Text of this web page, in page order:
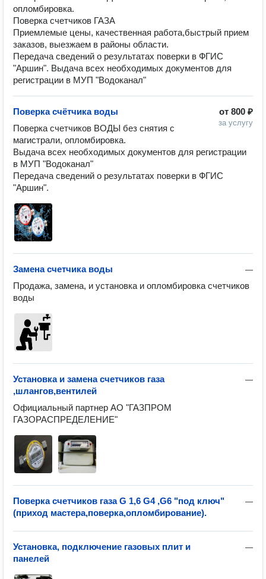
опломбировка.
Поверка счетчиков ГАЗА
Приемлемые цены, качественная работа,быстрый прием
заказов, выезжаем в районы области.
Передача сведений о результатах поверки в ФГИС
"Аршин". Выдача всех необходимых документов для
регистрации в МУП "Водоканал"
от 800 ₽
за услугу
Поверка счётчика воды
Поверка счетчиков ВОДЫ без снятия с
магистрали, опломбировка.
Выдача всех необходимых документов для регистрации
в МУП "Водоканал"
Передача сведений о результатах поверки в ФГИС
"Аршин".
—
Замена счетчика воды
Продажа, замена, и установка и опломбировка счетчиков
воды
—
Установка и замена счетчиков газа
,шлангов,вентилей
Официальный партнер АО "ГАЗПРОМ
ГАЗОРАСПРЕДЕЛЕНИЕ"
—
Поверка счетчиков газа G 1,6 G4 ,G6 "под ключ"
(приход мастера,поверка,опломбирование).
—
Установка, подключение газовых плит и
панелей